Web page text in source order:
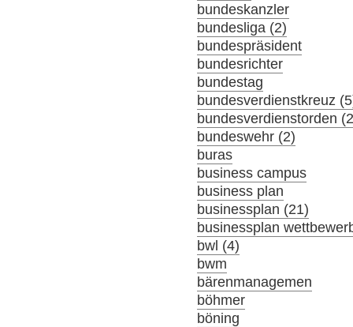
bundeskanzler
bundesliga (2)
bundespräsident
bundesrichter
bundestag
bundesverdienstkreuz
bundesverdienstorden
bundeswehr (2)
buras
business campus
business plan
businessplan (21)
businessplan
bwl (4)
bwm
bärenmanagemen
böhmer
böning